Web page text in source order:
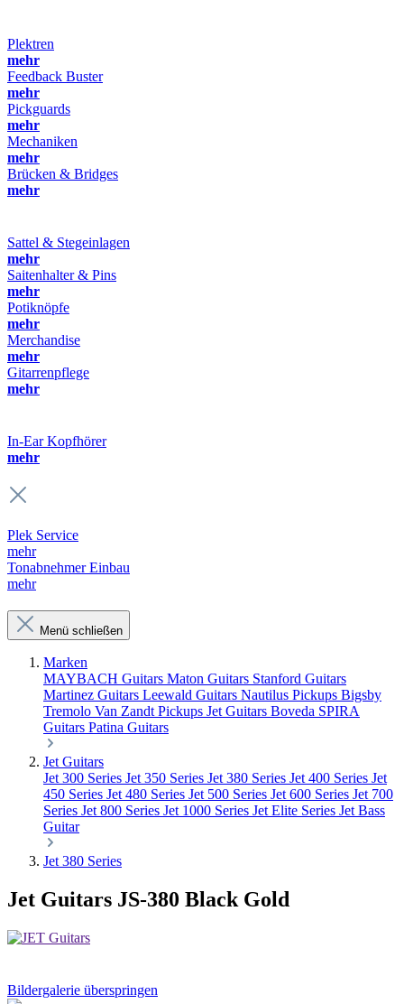
Plektren
mehr
Feedback Buster
mehr
Pickguards
mehr
Mechaniken
mehr
Brücken & Bridges
mehr
Sattel & Stegeinlagen
mehr
Saitenhalter & Pins
mehr
Potiknöpfe
mehr
Merchandise
mehr
Gitarrenpflege
mehr
In-Ear Kopfhörer
mehr
Plek Service
mehr
Tonabnehmer Einbau
mehr
Menü schließen
Marken
MAYBACH Guitars Maton Guitars Stanford Guitars
Martinez Guitars Leewald Guitars Nautilus Pickups Bigsby
Tremolo Van Zandt Pickups Jet Guitars Boveda SPIRA
Guitars Patina Guitars
Jet Guitars
Jet 300 Series Jet 350 Series Jet 380 Series Jet 400 Series Jet
450 Series Jet 480 Series Jet 500 Series Jet 600 Series Jet 700
Series Jet 800 Series Jet 1000 Series Jet Elite Series Jet Bass
Guitar
Jet 380 Series
Jet Guitars JS-380 Black Gold
Bildergalerie überspringen